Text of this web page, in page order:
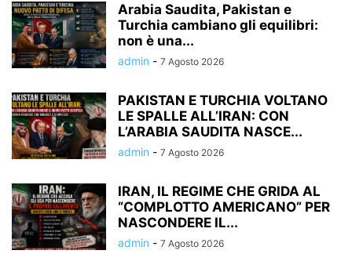
Arabia Saudita, Pakistan e
Turchia cambiano gli equilibri:
non è una...
admin - 7 Agosto 2026
PAKISTAN E TURCHIA VOLTANO
LE SPALLE ALL’IRAN: CON
L’ARABIA SAUDITA NASCE...
admin - 7 Agosto 2026
IRAN, IL REGIME CHE GRIDA AL
“COMPLOTTO AMERICANO” PER
NASCONDERE IL...
admin - 7 Agosto 2026